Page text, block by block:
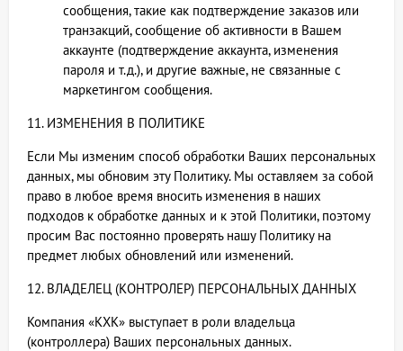
сообщения, такие как подтверждение заказов или
транзакций, сообщение об активности в Вашем
аккаунте (подтверждение аккаунта, изменения
пароля и т.д.), и другие важные, не связанные с
маркетингом сообщения.
11. ИЗМЕНЕНИЯ В ПОЛИТИКЕ
Если Мы изменим способ обработки Ваших персональных
данных, мы обновим эту Политику. Мы оставляем за собой
право в любое время вносить изменения в наших
подходов к обработке данных и к этой Политики, поэтому
просим Вас постоянно проверять нашу Политику на
предмет любых обновлений или изменений.
12. ВЛАДЕЛЕЦ (КОНТРОЛЕР) ПЕРСОНАЛЬНЫХ ДАННЫХ
Компания «КХК» выступает в роли владельца
(контроллера) Ваших персональных данных.